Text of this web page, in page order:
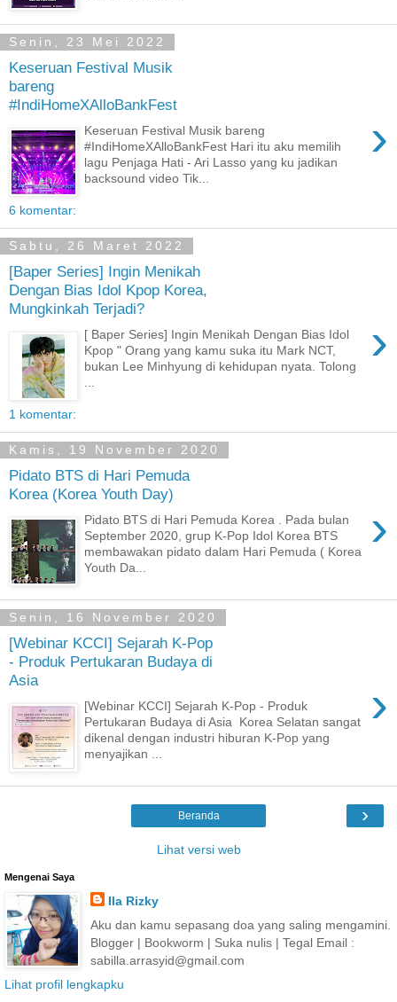
Senin, 23 Mei 2022
Keseruan Festival Musik
bareng
#IndiHomeXAlloBankFest
›
Keseruan Festival Musik bareng
#IndiHomeXAlloBankFest Hari itu aku memilih
lagu Penjaga Hati - Ari Lasso yang ku jadikan
backsound video Tik...
6 komentar:
Sabtu, 26 Maret 2022
[Baper Series] Ingin Menikah
Dengan Bias Idol Kpop Korea,
Mungkinkah Terjadi?
›
[ Baper Series] Ingin Menikah Dengan Bias Idol
Kpop " Orang yang kamu suka itu Mark NCT,
bukan Lee Minhyung di kehidupan nyata. Tolong
1 komentar:
Kamis, 19 November 2020
Pidato BTS di Hari Pemuda
Korea (Korea Youth Day)
›
Pidato BTS di Hari Pemuda Korea . Pada bulan
September 2020, grup K-Pop Idol Korea BTS
membawakan pidato dalam Hari Pemuda ( Korea
Youth Da...
Senin, 16 November 2020
[Webinar KCCI] Sejarah K-Pop
- Produk Pertukaran Budaya di
Asia
›
[Webinar KCCI] Sejarah K-Pop - Produk
Pertukaran Budaya di Asia Korea Selatan sangat
dikenal dengan industri hiburan K-Pop yang
menyajikan ...
›
Beranda
Lihat versi web
Mengenai Saya
Ila Rizky
Aku dan kamu sepasang doa yang saling mengamini.
Blogger | Bookworm | Suka nulis | Tegal Email :
sabilla.arrasyid@gmail.com
Lihat profil lengkapku